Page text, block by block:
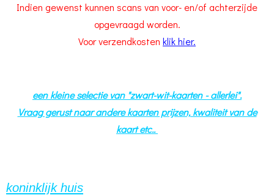
Indien gewenst kunnen scans van voor- en/of achterzijde
opgevraagd worden.
Voor verzendkosten klik hier.
een kleine selectie van "zwart-wit-kaarten - allerlei".
Vraag gerust naar andere kaarten prijzen, kwaliteit van de
kaart etc..
koninklijk huis